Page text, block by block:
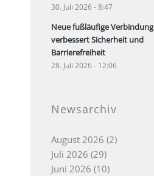
30. Juli 2026 - 8:47
Neue fußläufige Verbindung
verbessert Sicherheit und
Barrierefreiheit
28. Juli 2026 - 12:06
Newsarchiv
August 2026 (2)
Juli 2026 (29)
Juni 2026 (10)